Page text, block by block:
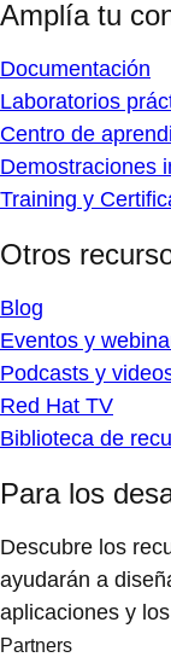
Amplía tu
Documentación
Laboratorios
Centro de
Demostraciones
Training y
Otros
Blog
Eventos y
Podcasts y
Red Hat TV
Biblioteca de
Para los
Descubre los
ayudarán a
aplicaciones y
Partners